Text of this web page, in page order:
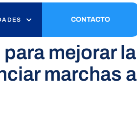
CONTACTO
mejorar la
marchas a